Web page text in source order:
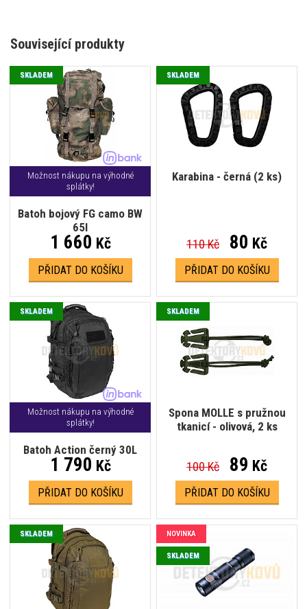
Související produkty
Možnost nákupu na výhodné
splátky!
Batoh bojový FG camo BW
65l
SKLADEM
1 660 Kč
PŘIDAT DO KOŠÍKU
Karabina - černá (2 ks)
SKLADEM
110 Kč 80 Kč
PŘIDAT DO KOŠÍKU
Možnost nákupu na výhodné
splátky!
Batoh Action černý 30L
SKLADEM
1 790 Kč
PŘIDAT DO KOŠÍKU
Spona MOLLE s pružnou
tkanicí - olivová, 2 ks
SKLADEM
100 Kč 89 Kč
PŘIDAT DO KOŠÍKU
SKLADEM NOVINKA
SKLADEM